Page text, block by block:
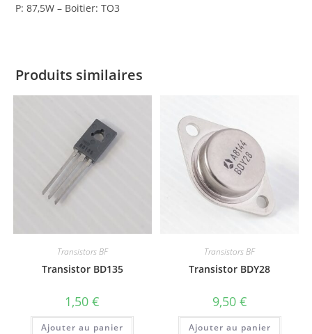
P: 87,5W – Boitier: TO3
Produits similaires
Transistors BF
Transistor BD135
1,50€
Ajouter au panier
Transistors BF
Transistor BDY28
9,50 €
Ajouter au panier